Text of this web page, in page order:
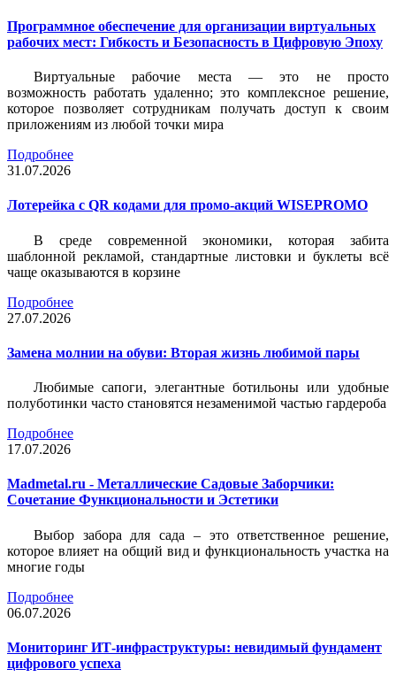
Программное обеспечение для организации виртуальных
рабочих мест: Гибкость и Безопасность в Цифровую Эпоху
Виртуальные рабочие места — это не просто
возможность работать удаленно; это комплексное решение,
которое позволяет сотрудникам получать доступ к своим
приложениям из любой точки мира
Подробнее
31.07.2026
Лотерейка c QR кодами для промо-акций WISEPROMO
В среде современной экономики, которая забита
шаблонной рекламой, стандартные листовки и буклеты всё
чаще оказываются в корзине
Подробнее
27.07.2026
Замена молнии на обуви: Вторая жизнь любимой пары
Любимые сапоги, элегантные ботильоны или удобные
полуботинки часто становятся незаменимой частью гардероба
Подробнее
17.07.2026
Madmetal.ru - Металлические Садовые Заборчики:
Сочетание Функциональности и Эстетики
Выбор забора для сада – это ответственное решение,
которое влияет на общий вид и функциональность участка на
многие годы
Подробнее
06.07.2026
Мониторинг ИТ-инфраструктуры: невидимый фундамент
цифрового успеха